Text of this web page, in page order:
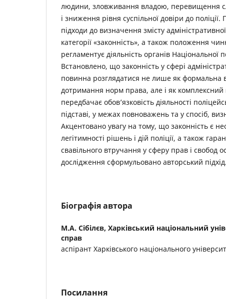
людини, зловживання владою, перевищення
і зниження рівня суспільної довіри до поліції.
підходи до визначення змісту адміністративної
категорії «законність», а також положення
регламентує діяльність органів Національної
Встановлено, що законність у сфері
повинна розглядатися не лише як формальна
дотримання норм права, але і як
передбачає обов’язковість діяльності
підставі, у межах повноважень та у спосіб,
Акцентовано увагу на тому, що законність є
легітимності рішень і дій поліції, а також
свавільного втручання у сферу прав і свобод
дослідження сформульовано авторський підхід.
Біографія автора
М.А. Сібілєв, Харківський національний
справ
аспірант Харківського національного
Посилання